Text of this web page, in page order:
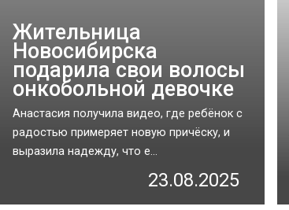
Жительница
Новосибирска
подарила свои волосы
онкобольной девочке
Анастасия получила видео, где ребёнок с
радостью примеряет новую причёску, и
выразила надежду, что е...
23.08.2025